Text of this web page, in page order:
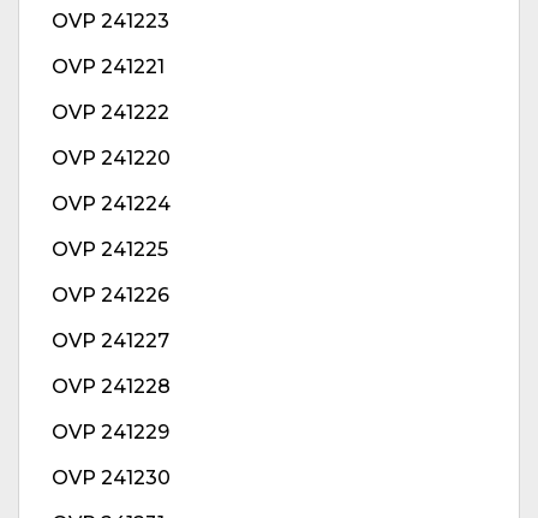
OVP 241223
OVP 241221
OVP 241222
OVP 241220
OVP 241224
OVP 241225
OVP 241226
OVP 241227
OVP 241228
OVP 241229
OVP 241230